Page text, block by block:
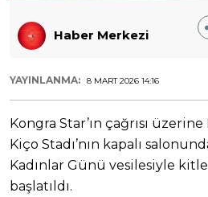
Haber Merkezi
YAYINLANMA: 8 MART 2026 14:16
Kongra Star’ın çağrısı
Kiço Stadı’nın kapalı
Kadınlar Günü vesilesiyle
başlatıldı.